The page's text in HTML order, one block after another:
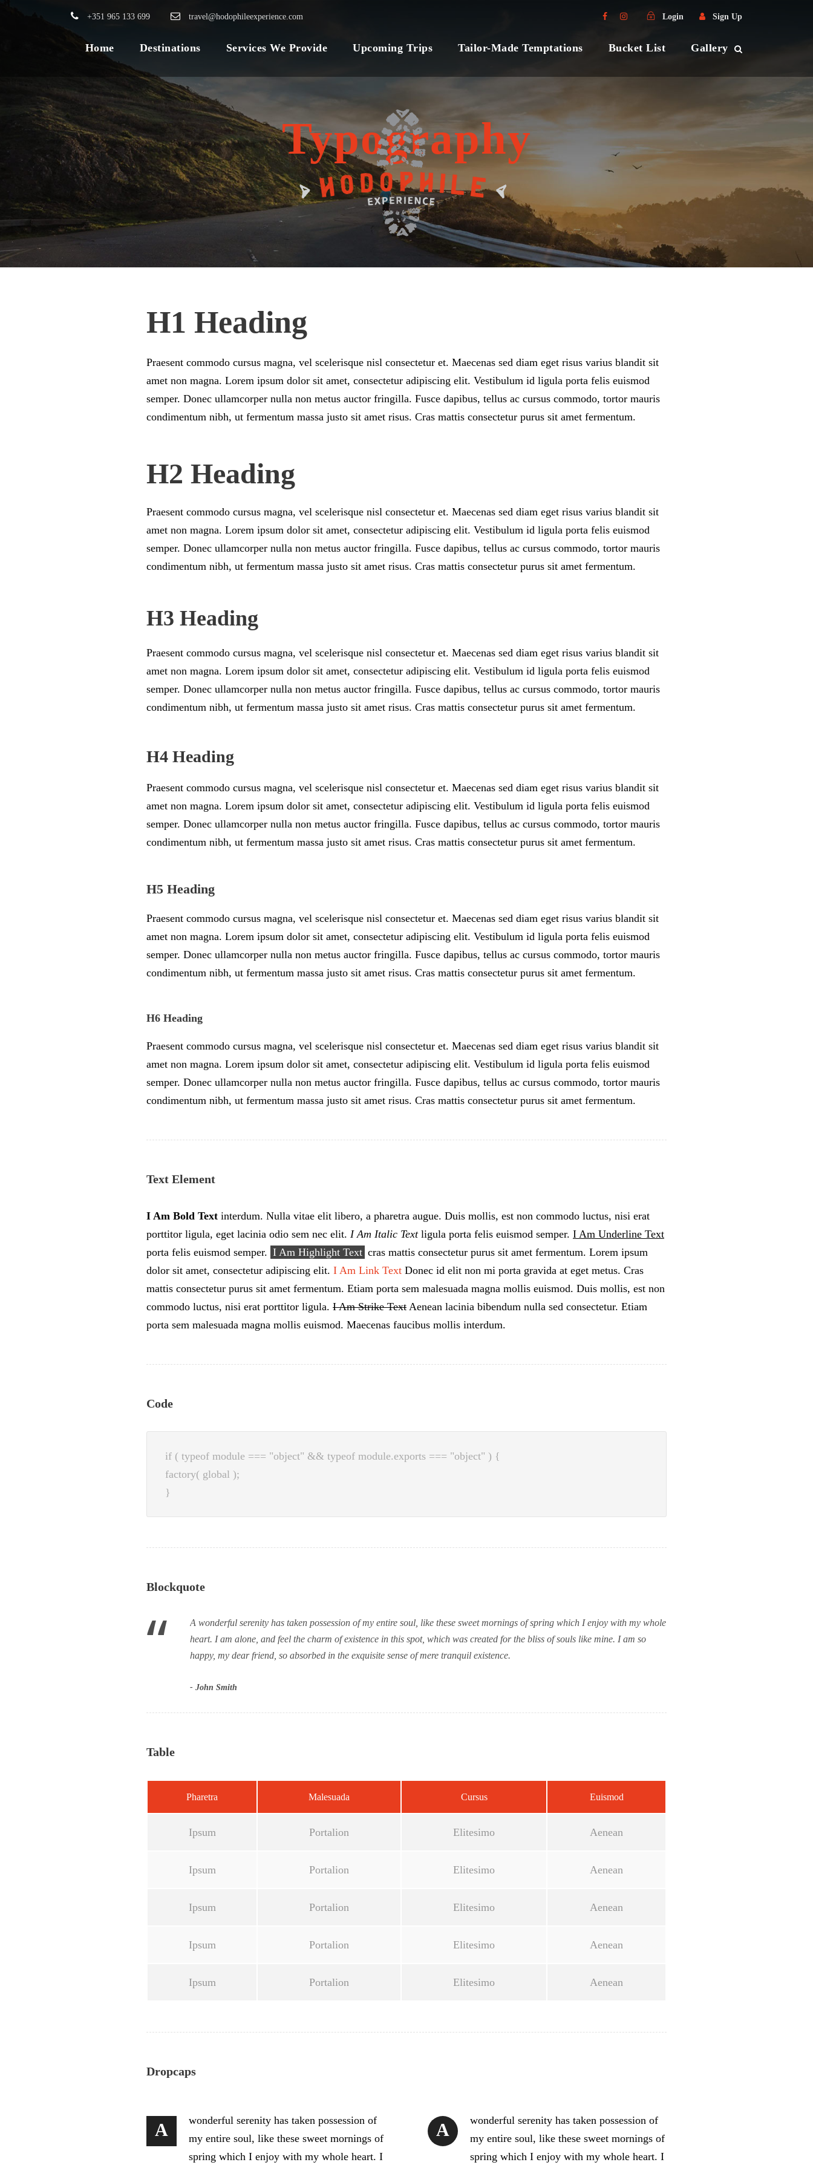
+351 965 133 699 travel@hodophileexperience.com Login Sign Up
Home Destinations Services We Provide Upcoming Trips Tailor-Made Temptations Bucket List Gallery
Typography
H1 Heading
Praesent commodo cursus magna, vel scelerisque nisl consectetur et. Maecenas sed diam eget risus varius blandit sit
amet non magna. Lorem ipsum dolor sit amet, consectetur adipiscing elit. Vestibulum id ligula porta felis euismod
semper. Donec ullamcorper nulla non metus auctor fringilla. Fusce dapibus, tellus ac cursus commodo, tortor mauris
condimentum nibh, ut fermentum massa justo sit amet risus. Cras mattis consectetur purus sit amet fermentum.
H2 Heading
Praesent commodo cursus magna, vel scelerisque nisl consectetur et. Maecenas sed diam eget risus varius blandit sit
amet non magna. Lorem ipsum dolor sit amet, consectetur adipiscing elit. Vestibulum id ligula porta felis euismod
semper. Donec ullamcorper nulla non metus auctor fringilla. Fusce dapibus, tellus ac cursus commodo, tortor mauris
condimentum nibh, ut fermentum massa justo sit amet risus. Cras mattis consectetur purus sit amet fermentum.
H3 Heading
Praesent commodo cursus magna, vel scelerisque nisl consectetur et. Maecenas sed diam eget risus varius blandit sit
amet non magna. Lorem ipsum dolor sit amet, consectetur adipiscing elit. Vestibulum id ligula porta felis euismod
semper. Donec ullamcorper nulla non metus auctor fringilla. Fusce dapibus, tellus ac cursus commodo, tortor mauris
condimentum nibh, ut fermentum massa justo sit amet risus. Cras mattis consectetur purus sit amet fermentum.
H4 Heading
Praesent commodo cursus magna, vel scelerisque nisl consectetur et. Maecenas sed diam eget risus varius blandit sit
amet non magna. Lorem ipsum dolor sit amet, consectetur adipiscing elit. Vestibulum id ligula porta felis euismod
semper. Donec ullamcorper nulla non metus auctor fringilla. Fusce dapibus, tellus ac cursus commodo, tortor mauris
condimentum nibh, ut fermentum massa justo sit amet risus. Cras mattis consectetur purus sit amet fermentum.
H5 Heading
Praesent commodo cursus magna, vel scelerisque nisl consectetur et. Maecenas sed diam eget risus varius blandit sit
amet non magna. Lorem ipsum dolor sit amet, consectetur adipiscing elit. Vestibulum id ligula porta felis euismod
semper. Donec ullamcorper nulla non metus auctor fringilla. Fusce dapibus, tellus ac cursus commodo, tortor mauris
condimentum nibh, ut fermentum massa justo sit amet risus. Cras mattis consectetur purus sit amet fermentum.
H6 Heading
Praesent commodo cursus magna, vel scelerisque nisl consectetur et. Maecenas sed diam eget risus varius blandit sit
amet non magna. Lorem ipsum dolor sit amet, consectetur adipiscing elit. Vestibulum id ligula porta felis euismod
semper. Donec ullamcorper nulla non metus auctor fringilla. Fusce dapibus, tellus ac cursus commodo, tortor mauris
condimentum nibh, ut fermentum massa justo sit amet risus. Cras mattis consectetur purus sit amet fermentum.
Text Element
I Am Bold Text interdum. Nulla vitae elit libero, a pharetra augue. Duis mollis, est non commodo luctus, nisi erat
porttitor ligula, eget lacinia odio sem nec elit. I Am Italic Textligula porta felis euismod semper. I Am Underline Text
porta felis euismod semper. I Am Highlight Text cras mattis consectetur purus sit amet fermentum. Lorem ipsum
dolor sit amet, consectetur adipiscing elit. I Am Link Text Donec id elit non mi porta gravida at eget metus. Cras
mattis consectetur purus sit amet fermentum. Etiam porta sem malesuada magna mollis euismod. Duis mollis, est non
commodo luctus, nisi erat porttitor ligula. I Am Strike Text Aenean lacinia bibendum nulla sed consectetur. Etiam
porta sem malesuada magna mollis euismod. Maecenas faucibus mollis interdum.
Code
if ( typeof module === "object" && typeof module.exports === "object" ) {
factory( global );
}
Blockquote
“
A wonderful serenity has taken possession of my entire soul, like these sweet mornings of spring which I enjoy with my whole
heart. I am alone, and feel the charm of existence in this spot, which was created for the bliss of souls like mine. I am so
happy, my dear friend, so absorbed in the exquisite sense of mere tranquil existence.
John Smith
Table
Pharetra Malesuada Cursus Euismod
Ipsum Portalion Elitesimo Aenean
Ipsum Portalion Elitesimo Aenean
Ipsum Portalion Elitesimo Aenean
Ipsum Portalion Elitesimo Aenean
Ipsum Portalion Elitesimo Aenean
Dropcaps
A
wonderful serenity has taken possession of
my entire soul, like these sweet mornings of
spring which I enjoy with my whole heart. I
A
wonderful serenity has taken possession of
my entire soul, like these sweet mornings of
spring which I enjoy with my whole heart. I